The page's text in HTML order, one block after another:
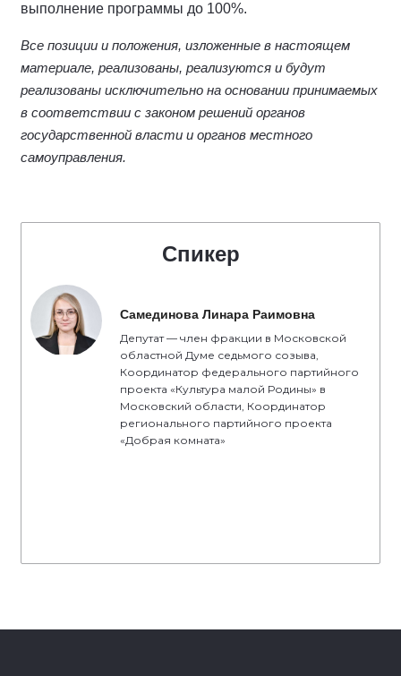
выполнение программы до 100%.
Все позиции и положения, изложенные в настоящем
материале, реализованы, реализуются и будут
реализованы исключительно на основании принимаемых
в соответствии с законом решений органов
государственной власти и органов местного
самоуправления.
Спикер
Самединова Линара Раимовна
Депутат — член фракции в Московской
областной Думе седьмого созыва,
Координатор федерального партийного
проекта «Культура малой Родины» в
Московский области, Координатор
регионального партийного проекта
«Добрая комната»